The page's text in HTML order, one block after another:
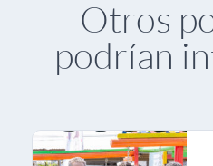
Otros
podrían